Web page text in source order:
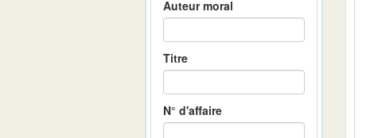
Auteur moral
Titre
N° d'affaire